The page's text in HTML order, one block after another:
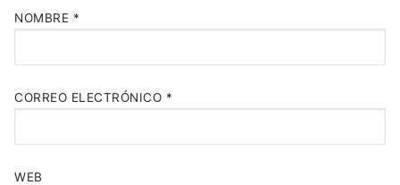
NOMBRE *
CORREO ELECTRÓNICO *
WEB